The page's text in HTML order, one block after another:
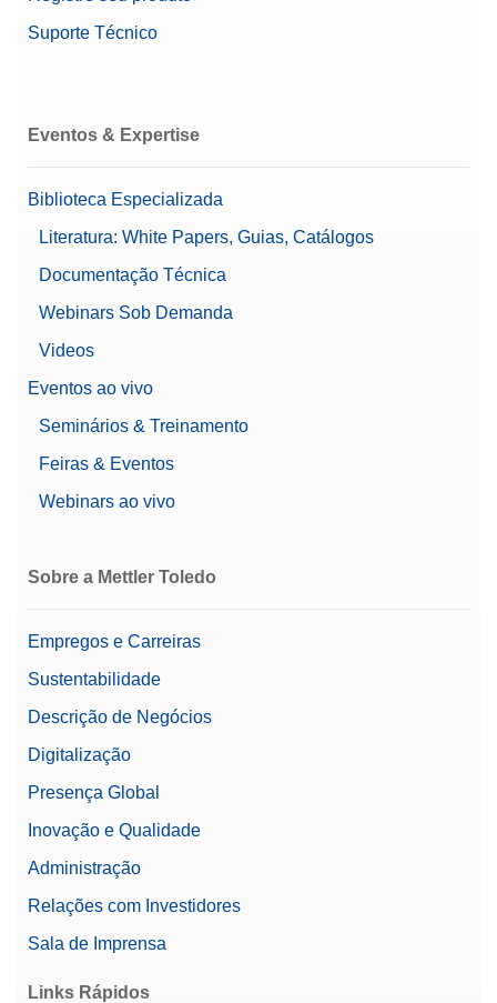
Suporte Técnico
Eventos & Expertise
Biblioteca Especializada
Literatura: White Papers, Guias, Catálogos
Documentação Técnica
Webinars Sob Demanda
Videos
Eventos ao vivo
Seminários & Treinamento
Feiras & Eventos
Webinars ao vivo
Sobre a Mettler Toledo
Empregos e Carreiras
Sustentabilidade
Descrição de Negócios
Digitalização
Presença Global
Inovação e Qualidade
Administração
Relações com Investidores
Sala de Imprensa
Links Rápidos